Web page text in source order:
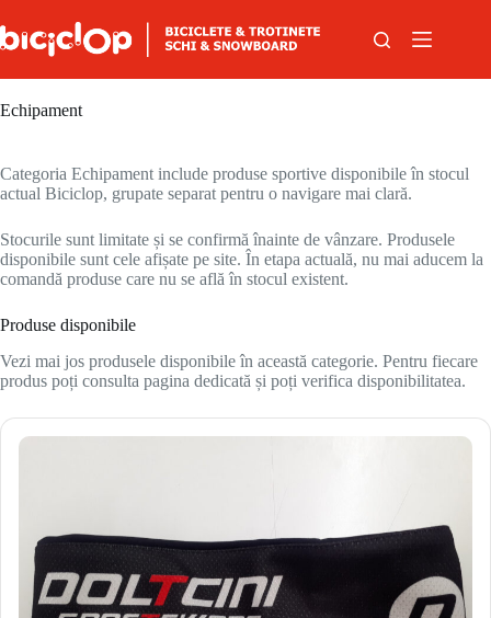
Echipament
Categoria Echipament include produse sportive disponibile în stocul
actual Biciclop, grupate separat pentru o navigare mai clară.
Stocurile sunt limitate și se confirmă înainte de vânzare. Produsele
disponibile sunt cele afișate pe site. În etapa actuală, nu mai aducem la
comandă produse care nu se află în stocul existent.
Produse disponibile
Vezi mai jos produsele disponibile în această categorie. Pentru fiecare
produs poți consulta pagina dedicată și poți verifica disponibilitatea.